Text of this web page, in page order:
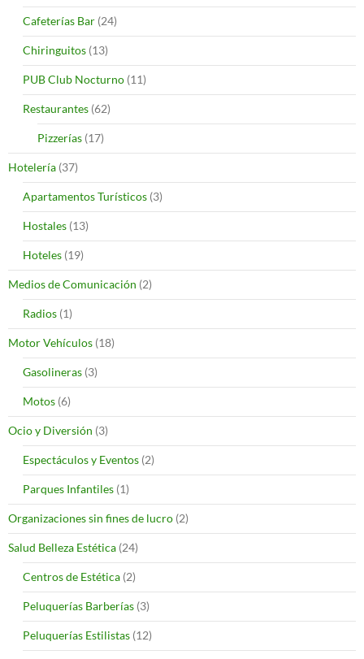
Cafeterías Bar (24)
Chiringuitos (13)
PUB Club Nocturno (11)
Restaurantes (62)
Pizzerías (17)
Hotelería (37)
Apartamentos Turísticos (3)
Hostales (13)
Hoteles (19)
Medios de Comunicación (2)
Radios (1)
Motor Vehículos (18)
Gasolineras (3)
Motos (6)
Ocio y Diversión (3)
Espectáculos y Eventos (2)
Parques Infantiles (1)
Organizaciones sin fines de lucro (2)
Salud Belleza Estética (24)
Centros de Estética (2)
Peluquerías Barberías (3)
Peluquerías Estilistas (12)